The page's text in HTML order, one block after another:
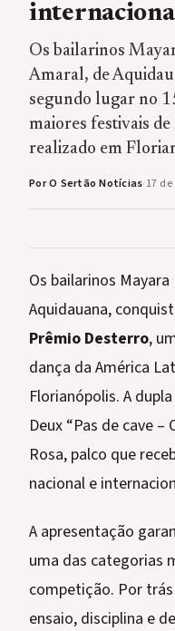
Os bailarinos
Amaral, de
segundo lugar no
maiores festivais
realizado em
Por O Sertão Notícias·17
Os bailarinos
Aquidauana,
Prêmio Desterro,
dança da América
Florianópolis. A
Deux “Pas de cave
Rosa, palco que
nacional e
A apresentação
uma das categorias
competição. Por
ensaio, disciplina e